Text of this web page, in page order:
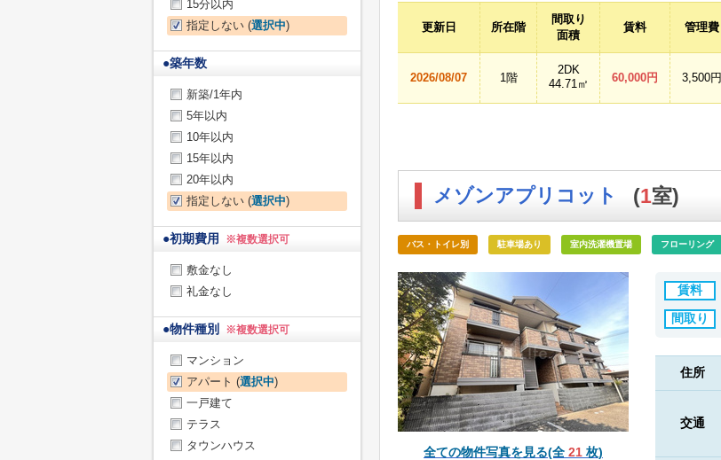
更新日 所在階
間取り
面積
賃料 管理費
2026/08/07 1階
2DK
44.71㎡
60,000円 3,500円
メゾンアプリコット (1室)
バス・トイレ別 駐車場あり 室内洗濯機置場 フローリング
全ての物件写真を見る(全 21 枚)
賃料
間取り
住所
交通
15分以内
指定しない (選択中)
●築年数
新築/1年内
5年以内
10年以内
15年以内
20年以内
指定しない (選択中)
●初期費用 ※複数選択可
敷金なし
礼金なし
●物件種別 ※複数選択可
マンション
アパート (選択中)
一戸建て
テラス
タウンハウス